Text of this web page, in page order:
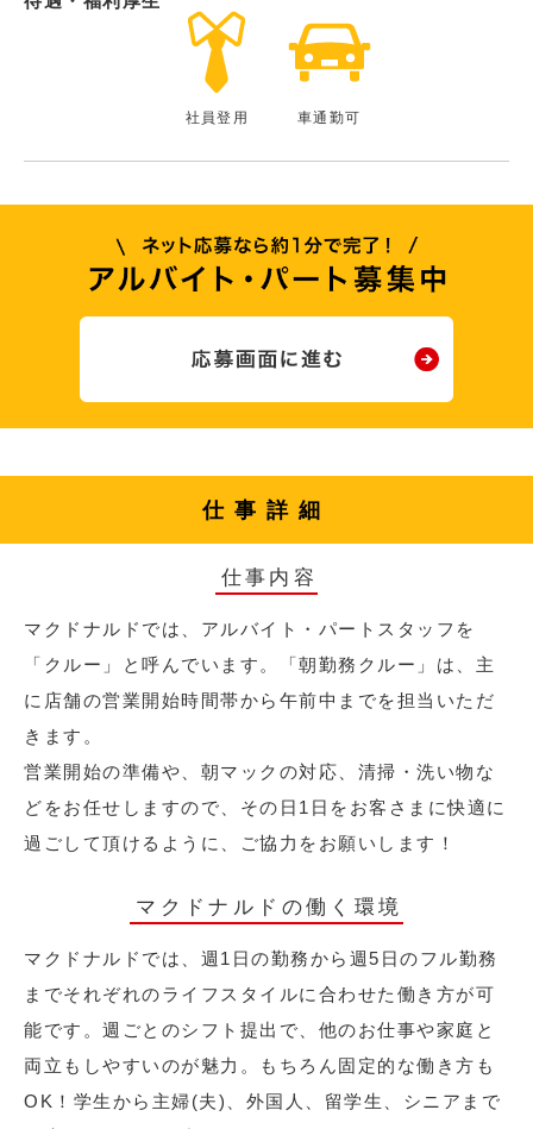
社員登用 車通勤可
仕事詳細
仕事内容
マクドナルドでは、アルバイト・パートスタッフを
「クルー」と呼んでいます。「朝勤務クルー」は、主
に店舗の営業開始時間帯から午前中までを担当いただ
きます。
営業開始の準備や、朝マックの対応、清掃・洗い物な
どをお任せしますので、その日1日をお客さまに快適に
過ごして頂けるように、ご協力をお願いします！
マクドナルドの働く環境
マクドナルドでは、週1日の勤務から週5日のフル勤務
までそれぞれのライフスタイルに合わせた働き方が可
能です。週ごとのシフト提出で、他のお仕事や家庭と
両立もしやすいのが魅力。もちろん固定的な働き方も
OK！学生から主婦(夫)、外国人、留学生、シニアまで